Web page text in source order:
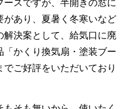
スですが、半開きの窓に
があり、夏暑く冬寒いなど
決案として、給気口に廃
かくり換気扇・塗装ブー
ご好評をいただいており